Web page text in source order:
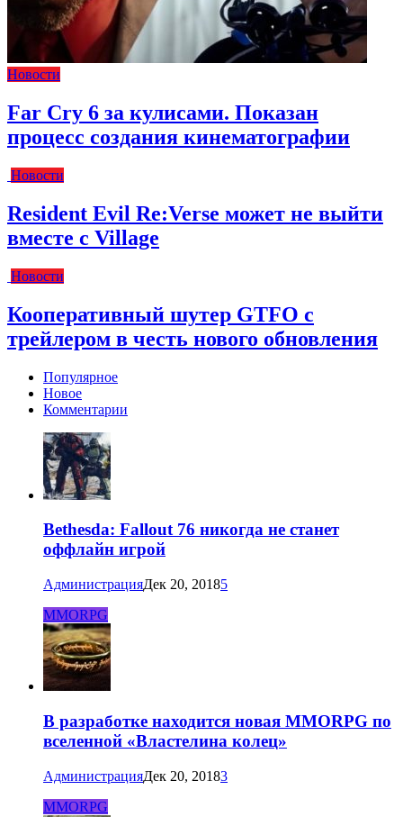
Новости
Far Cry 6 за кулисами. Показан
процесс создания кинематографии
Новости
Resident Evil Re:Verse может не выйти
вместе с Village
Новости
Кооперативный шутер GTFO с
трейлером в честь нового обновления
Популярное
Новое
Комментарии
Bethesda: Fallout 76 никогда не станет
оффлайн игрой
АдминистрацияДек 20, 20185
MMORPG
В разработке находится новая MMORPG по
вселенной «Властелина колец»
АдминистрацияДек 20, 20183
MMORPG